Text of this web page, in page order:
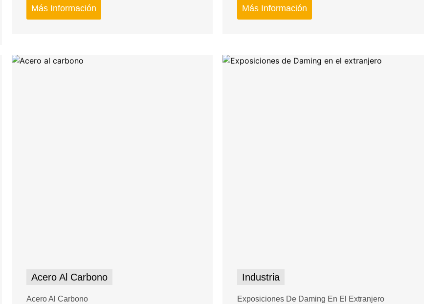
Más Información Más Información
Acero Al Carbono
Acero Al Carbono
Industria
Exposiciones De Daming En El Extranjero